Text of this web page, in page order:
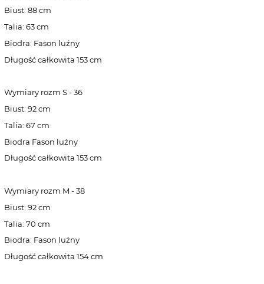
Biust: 88 cm
Talia: 63 cm
Biodra: Fason luźny
Długość całkowita 153 cm
Wymiary rozm S - 36
Biust: 92 cm
Talia: 67 cm
Biodra Fason luźny
Długość całkowita 153 cm
Wymiary rozm M - 38
Biust: 92 cm
Talia: 70 cm
Biodra: Fason luźny
Długość całkowita 154 cm